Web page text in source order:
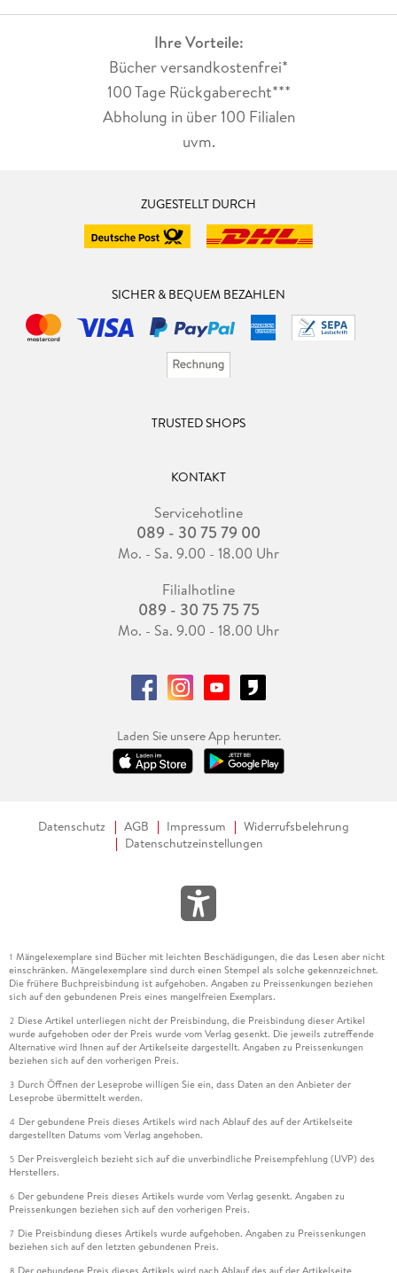
Ihre Vorteile:
Bücher versandkostenfrei*
100 Tage Rückgaberecht***
Abholung in über 100 Filialen
uvm.
ZUGESTELLT DURCH
SICHER & BEQUEM BEZAHLEN
TRUSTED SHOPS
KONTAKT
Servicehotline
089 - 30 75 79 00
Mo. - Sa. 9.00 - 18.00 Uhr
Filialhotline
089 - 30 75 75 75
Mo. - Sa. 9.00 - 18.00 Uhr
Laden Sie unsere App herunter.
Datenschutz AGB Impressum
Widerrufsbelehrung
Datenschutzeinstellungen
1 Mängelexemplare sind Bücher mit leichten Beschädigungen, die das Lesen aber nicht
einschränken. Mängelexemplare sind durch einen Stempel als solche gekennzeichnet.
Die frühere Buchpreisbindung ist aufgehoben. Angaben zu Preissenkungen beziehen
sich auf den gebundenen Preis eines mangelfreien Exemplars.
2 Diese Artikel unterliegen nicht der Preisbindung, die Preisbindung dieser Artikel
wurde aufgehoben oder der Preis wurde vom Verlag gesenkt. Die jeweils zutreffende
Alternative wird Ihnen auf der Artikelseite dargestellt. Angaben zu Preissenkungen
beziehen sich auf den vorherigen Preis.
3 Durch Öffnen der Leseprobe willigen Sie ein, dass Daten an den Anbieter der
Leseprobe übermittelt werden.
4 Der gebundene Preis dieses Artikels wird nach Ablauf des auf der Artikelseite
dargestellten Datums vom Verlag angehoben.
5 Der Preisvergleich bezieht sich auf die unverbindliche Preisempfehlung (UVP) des
Herstellers.
6 Der gebundene Preis dieses Artikels wurde vom Verlag gesenkt. Angaben zu
Preissenkungen beziehen sich auf den vorherigen Preis.
7 Die Preisbindung dieses Artikels wurde aufgehoben. Angaben zu Preissenkungen
beziehen sich auf den letzten gebundenen Preis.
8 Der gebundene Preis dieses Artikels wird nach Ablauf des auf der Artikelseite